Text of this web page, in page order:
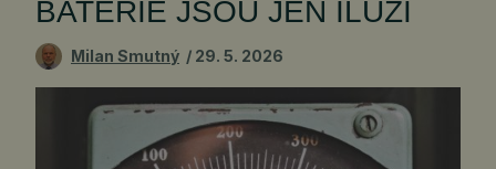
BATERIE JSOU JEN ILUZÍ
Milan Smutný 29. 5. 2026